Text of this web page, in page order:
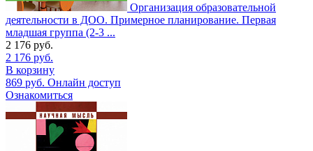
Организация образовательной
деятельности в ДОО. Примерное планирование. Первая
младшая группа (2-3 ...
2 176 руб.
2 176 руб.
В корзину
869 руб. Онлайн доступ
Ознакомиться